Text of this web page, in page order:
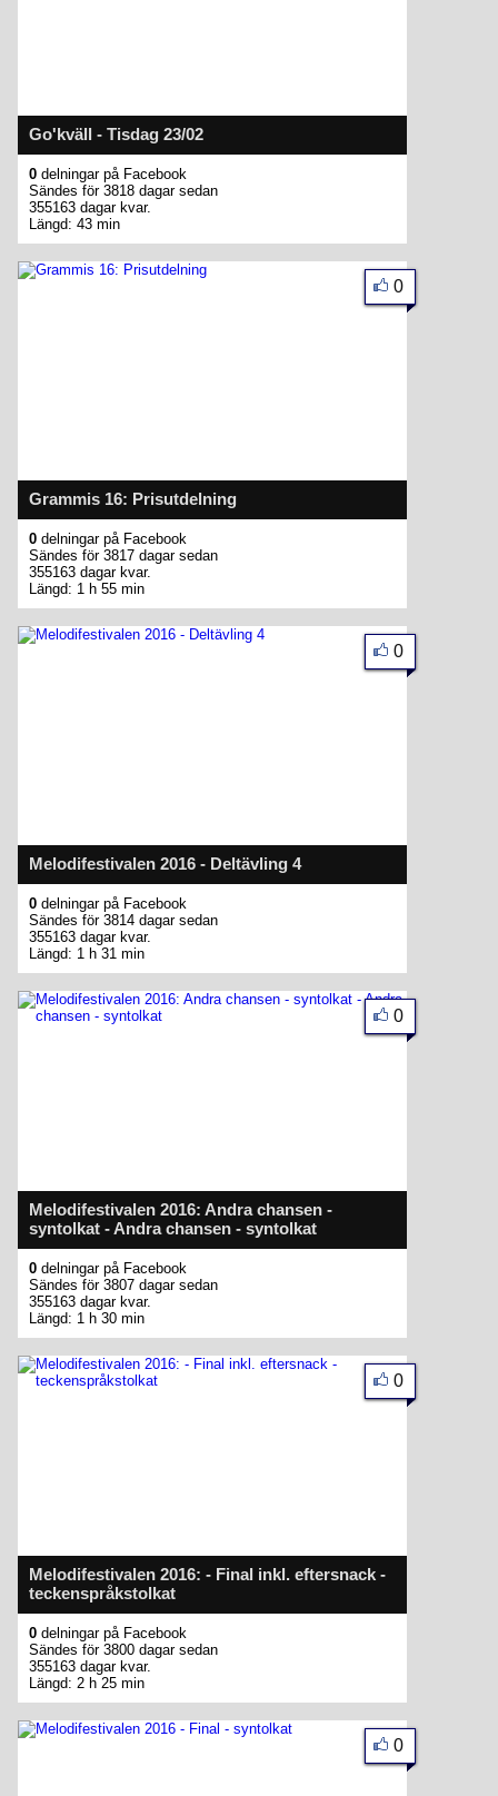
Go'kväll - Tisdag 23/02
0 delningar på Facebook
Sändes för 3818 dagar sedan
355163 dagar kvar.
Längd: 43 min
Grammis 16: Prisutdelning
0
0 delningar på Facebook
Sändes för 3817 dagar sedan
355163 dagar kvar.
Längd: 1 h 55 min
Melodifestivalen 2016 - Deltävling 4
0
0 delningar på Facebook
Sändes för 3814 dagar sedan
355163 dagar kvar.
Längd: 1 h 31 min
Melodifestivalen 2016: Andra chansen -
syntolkat - Andra chansen - syntolkat
0
0 delningar på Facebook
Sändes för 3807 dagar sedan
355163 dagar kvar.
Längd: 1 h 30 min
Melodifestivalen 2016: - Final inkl. eftersnack -
teckenspråkstolkat
0
0 delningar på Facebook
Sändes för 3800 dagar sedan
355163 dagar kvar.
Längd: 2 h 25 min
0